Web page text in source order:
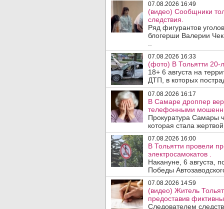
07.08.2026 16:49
(видео) Сообщники
следствия.
Ряд фигурантов
блогерши Валерии
07.08.2026 16:33
(фото) В Тольятти 20-
18+ 6 августа на
ДТП, в которых
07.08.2026 16:17
В Самаре дроппер
телефонными
Прокуратура Самары
которая стала
07.08.2026 16:00
В Тольятти провели
электросамокатов .
Накануне, 6 августа,
Победы
07.08.2026 14:59
(видео) Житель
предоставив
Следователем